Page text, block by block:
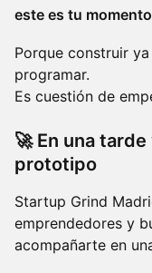
este es tu
Porque construir
programar.
Es cuestión de
🚀 En una
prototipo
Startup Grind
emprendedores y
acompañarte en